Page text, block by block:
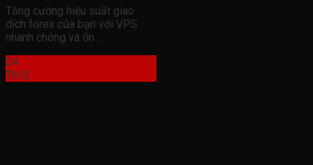
Tăng cường hiệu suất giao
dịch forex của bạn với VPS
nhanh chóng và ổn ...
24
Th12